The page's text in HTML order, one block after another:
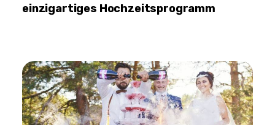
einzigartiges Hochzeitsprogramm